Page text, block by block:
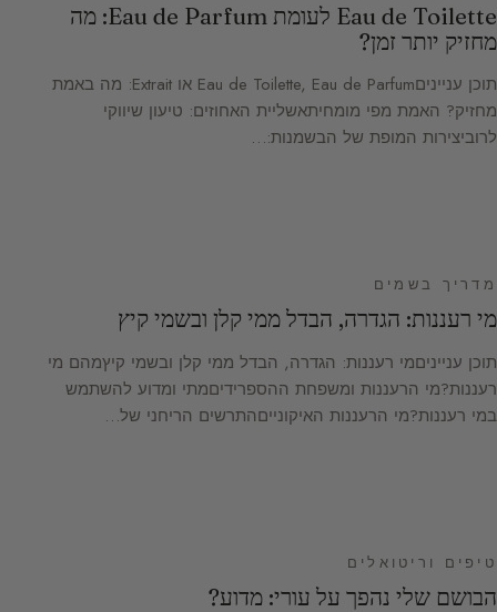
Eau de Toilette לעומת Eau de Parfum: מה
מחזיק יותר זמן?
תוכן ענייניםEau de Toilette, Eau de Parfum או Extrait: מה באמת
מחזיק? האמת מפי מומחיתאשליית האחוזים: טיעון שיווקי
לרוביצירות המופת של הבשמנות:…
מדריך בשמים
מי רעננות: הגדרה, הבדל ממי קלן ובשמי קיץ
תוכן ענייניםמי רעננות: הגדרה, הבדל ממי קלן ובשמי קיץמהם מי
רעננות?מי הרעננות ומשפחת ההספרידיםמתי ומדוע להשתמש
במי רעננות?מי הרעננות האיקונייםהתרשים הריחני של…
טיפים וריטואלים
הבושם שלי נהפך על עורי: מדוע?